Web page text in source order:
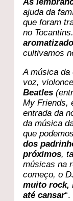
ajuda da
que foram
no
cultivamos
A música
voz,
Beatles
My Friends,
entrada da
da música
que
dos
próximos,
músicas na
começo, o
muito rock,
até cansar“.